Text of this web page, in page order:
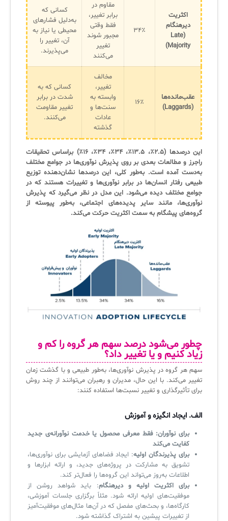
اکثریت
دیرهنگام
(Late
Majority)
۳۴٪
مقاوم در
برابر تغییر،
فقط وقتی
مجبور شوند
تغییر
می‌کنند
کسانی که
به‌دلیل فشارهای
محیطی یا نیاز به
آن، تغییر را
می‌پذیرند.
عقب‌مانده‌ها
(Laggards)
۱۶٪
مخالف
تغییر،
وابسته به
سنت‌ها و
عادات
گذشته
کسانی که به
شدت در برابر
تغییر مقاومت
می‌کنند.
این درصدها (۲.۵٪، ۱۳.۵٪، ۳۴٪، ۳۴٪، ۱۶٪) براساس تحقیقات
راجرز و مطالعات بعدی بر روی پذیرش نوآوری‌ها در جوامع مختلف
به‌دست آمده است. به‌طور کلی، این درصدها نشان‌دهنده توزیع
طبیعی رفتار انسان‌ها در برابر نوآوری‌ها و تغییرات هستند که در
جوامع مختلف دیده می‌شود. این مدل در نظر می‌گیرد که پذیرش
نوآوری‌ها، مانند سایر پدیده‌های اجتماعی، به‌طور پیوسته از
گروه‌های پیشگام به سمت اکثریت حرکت می‌کند.
چطور می‌شود درصد سهم هر گروه را کم و
زیاد کنیم و یا تغییر داد؟
سهم هر گروه در پذیرش نوآوری‌ها، به‌طور طبیعی و با گذشت زمان
تغییر می‌کند. با این حال، مدیران و رهبران می‌توانند از چند روش
برای تأثیرگذاری و تغییر نسبت‌ها استفاده کنند:
الف. ایجاد انگیزه و آموزش
برای نوآوران: فقط معرفی محصول یا خدمت نوآورانه‌ی جدید
کفایت می‌کند
برای پذیرندگان اولیه: ایجاد فضاهای آزمایشی برای نوآوری‌ها،
تشویق به مشارکت در پروژه‌های جدید، و ارائه ابزارها و
اطلاعات به‌روز می‌تواند این گروه‌ها را فعال‌تر کند.
برای اکثریت اولیه و دیرهنگام: باید شواهد روشن از
موفقیت‌های اولیه ارائه شود. مثلاً برگزاری جلسات آموزشی،
کارگاه‌ها، و بحث‌های مفصل که در آن‌ها مثال‌های موفقیت‌آمیز
از تغییرات پیشین به اشتراک گذاشته شود.